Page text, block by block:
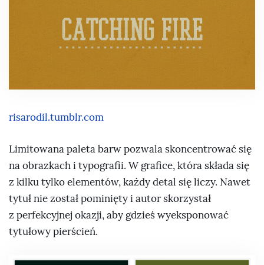
risarodil.tumblr.com
Limitowana paleta barw pozwala skoncentrować się
na obrazkach i typografii. W grafice, która składa się
z kilku tylko elementów, każdy detal się liczy. Nawet
tytuł nie został pominięty i autor skorzystał
z perfekcyjnej okazji, aby gdzieś wyeksponować
tytułowy pierścień.